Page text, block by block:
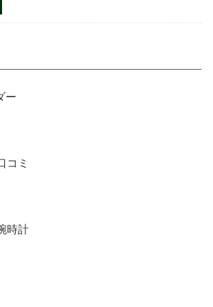
ー
コミ
時計